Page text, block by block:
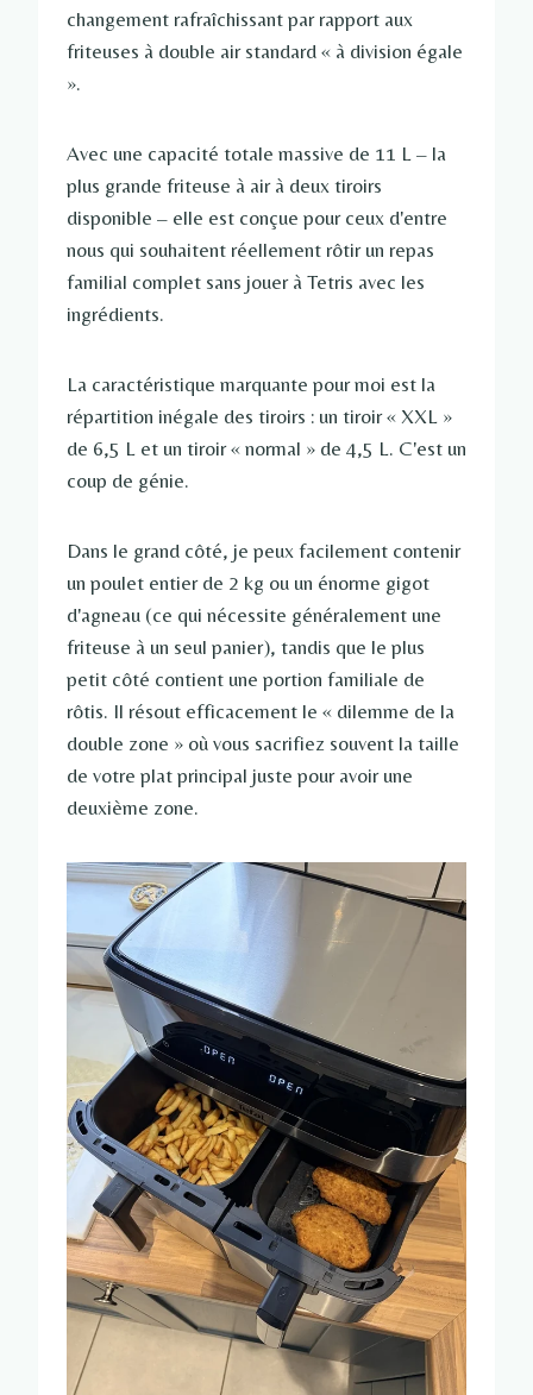
changement rafraîchissant par rapport aux
friteuses à double air standard « à division égale
».
Avec une capacité totale massive de 11 L – la
plus grande friteuse à air à deux tiroirs
disponible – elle est conçue pour ceux d'entre
nous qui souhaitent réellement rôtir un repas
familial complet sans jouer à Tetris avec les
ingrédients.
La caractéristique marquante pour moi est la
répartition inégale des tiroirs : un tiroir « XXL »
de 6,5 L et un tiroir « normal » de 4,5 L. C'est un
coup de génie.
Dans le grand côté, je peux facilement contenir
un poulet entier de 2 kg ou un énorme gigot
d'agneau (ce qui nécessite généralement une
friteuse à un seul panier), tandis que le plus
petit côté contient une portion familiale de
rôtis. Il résout efficacement le « dilemme de la
double zone » où vous sacrifiez souvent la taille
de votre plat principal juste pour avoir une
deuxième zone.